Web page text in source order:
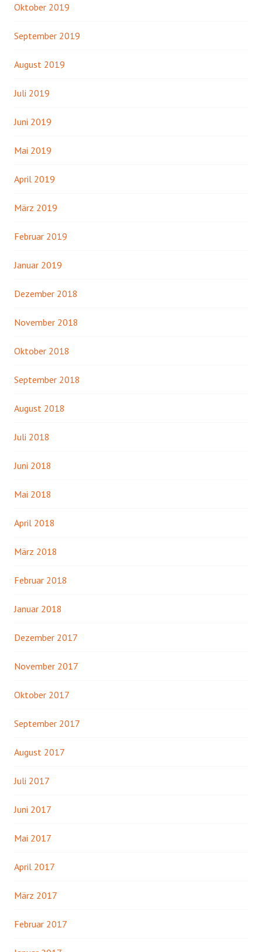
Oktober 2019
September 2019
August 2019
Juli 2019
Juni 2019
Mai 2019
April 2019
März 2019
Februar 2019
Januar 2019
Dezember 2018
November 2018
Oktober 2018
September 2018
August 2018
Juli 2018
Juni 2018
Mai 2018
April 2018
März 2018
Februar 2018
Januar 2018
Dezember 2017
November 2017
Oktober 2017
September 2017
August 2017
Juli 2017
Juni 2017
Mai 2017
April 2017
März 2017
Februar 2017